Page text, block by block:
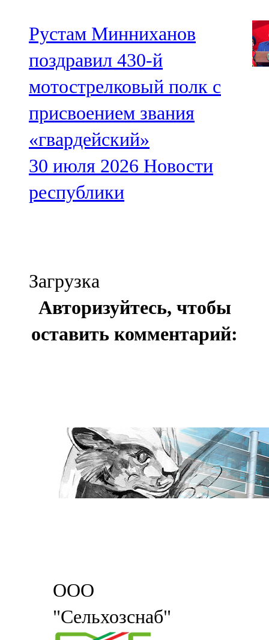
Рустам Минниханов
поздравил 430-й
мотострелковый полк с
присвоением звания
«гвардейский»
30 июля 2026 Новости
республики
Загрузка
Авторизуйтесь, чтобы
оставить комментарий:
ООО
"Сельхозснаб"